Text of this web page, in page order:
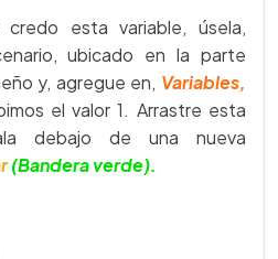
esta variable, úsela,
ubicado en la parte
y, agregue en, Variables,
el valor 1. Arrastre esta
debajo de una nueva
(Bandera verde).